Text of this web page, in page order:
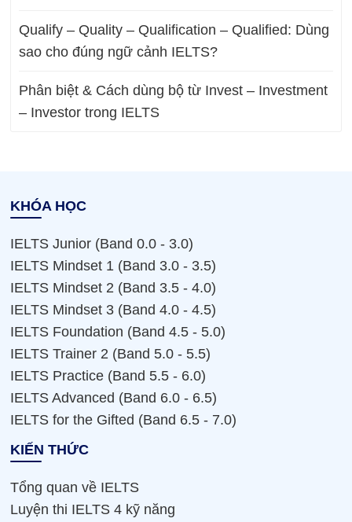
Qualify – Quality – Qualification – Qualified: Dùng
sao cho đúng ngữ cảnh IELTS?
Phân biệt & Cách dùng bộ từ Invest – Investment
– Investor trong IELTS
KHÓA HỌC
IELTS Junior (Band 0.0 - 3.0)
IELTS Mindset 1 (Band 3.0 - 3.5)
IELTS Mindset 2 (Band 3.5 - 4.0)
IELTS Mindset 3 (Band 4.0 - 4.5)
IELTS Foundation (Band 4.5 - 5.0)
IELTS Trainer 2 (Band 5.0 - 5.5)
IELTS Practice (Band 5.5 - 6.0)
IELTS Advanced (Band 6.0 - 6.5)
IELTS for the Gifted (Band 6.5 - 7.0)
KIẾN THỨC
Tổng quan về IELTS
Luyện thi IELTS 4 kỹ năng